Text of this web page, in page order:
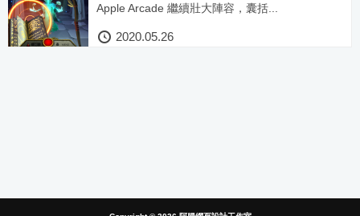
Apple Arcade 繼續壯大陣容，囊括...
2020.05.26